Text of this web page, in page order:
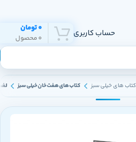
حساب کاربری 0 محصول
0تومان
کتاب های خیلی سبز کتاب های هفت خان خیلی سبز